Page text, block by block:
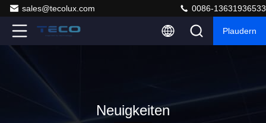
sales@tecolux.com 0086-13631936533
Plaudern
Neuigkeiten